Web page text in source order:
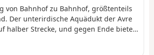
von Bahnhof zu Bahnhof, größtenteils
Der unterirdische Aquädukt der Avre
halber Strecke, und gegen Ende bietet
runden das Bild ab.